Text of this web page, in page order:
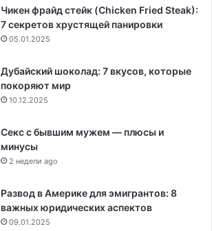
Чикен фрайд стейк (Chicken Fried Steak):
7 секретов хрустящей панировки
05.01.2025
Дубайский шоколад: 7 вкусов, которые
покоряют мир
10.12.2025
Секс с бывшим мужем — плюсы и
минусы
2 недели ago
Развод в Америке для эмигрантов: 8
важных юридических аспектов
09.01.2025